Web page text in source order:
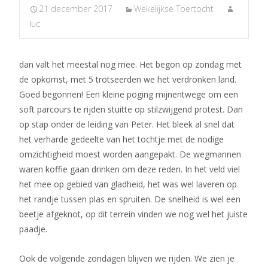
21 december 2017
Wekelijkse Toertocht
luc
dan valt het meestal nog mee. Het begon op zondag met
de opkomst, met 5 trotseerden we het verdronken land.
Goed begonnen! Een kleine poging mijnentwege om een
soft parcours te rijden stuitte op stilzwijgend protest. Dan
op stap onder de leiding van Peter. Het bleek al snel dat
het verharde gedeelte van het tochtje met de nodige
omzichtigheid moest worden aangepakt. De wegmannen
waren koffie gaan drinken om deze reden. In het veld viel
het mee op gebied van gladheid, het was wel laveren op
het randje tussen plas en spruiten. De snelheid is wel een
beetje afgeknot, op dit terrein vinden we nog wel het juiste
paadje.
Ook de volgende zondagen blijven we rijden. We zien je